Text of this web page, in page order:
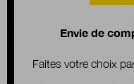
Envie de
Faites votre choix